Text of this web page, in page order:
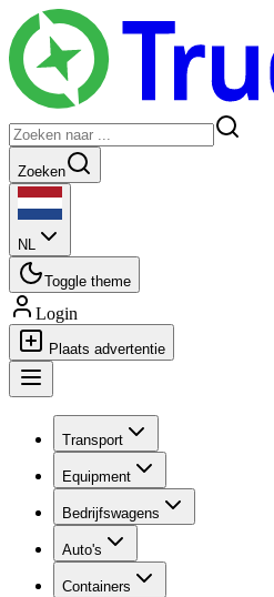
Zoeken
NL
Toggle theme
Login
Plaats advertentie
Transport
Equipment
Bedrijfswagens
Auto's
Containers